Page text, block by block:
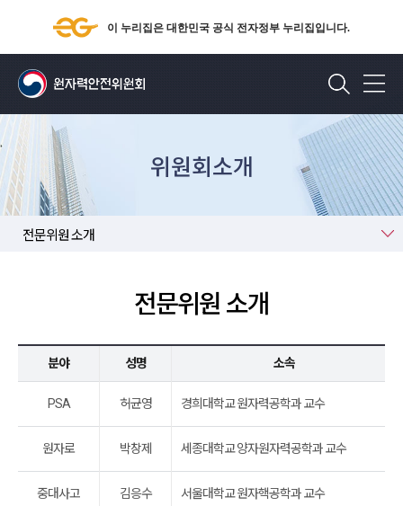
이 누리집은 대한민국 공식 전자정부 누리집입니다.
위원회소개
전문위원 소개
전문위원 소개
분야 성명 소속
PSA 허균영 경희대학교 원자력공학과 교수
원자로 박창제 세종대학교 양자원자력공학과 교수
중대사고 김응수 서울대학교 원자핵공학과 교수